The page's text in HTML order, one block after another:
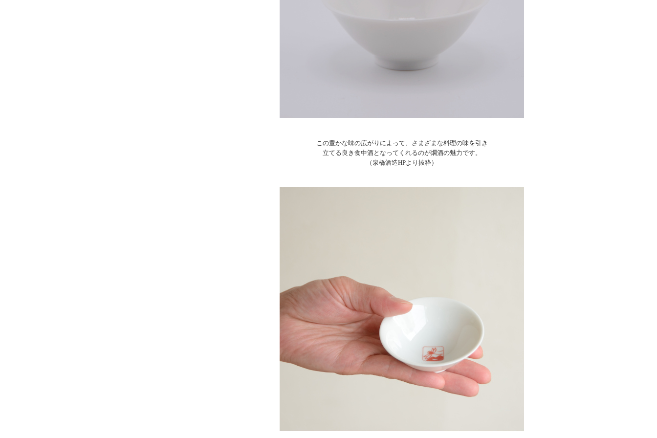
この豊かな味の広がりによって、さまざまな料理の味を引き
立てる良き食中酒となってくれるのが燗酒の魅力です。
（泉橋酒造HPより抜粋）